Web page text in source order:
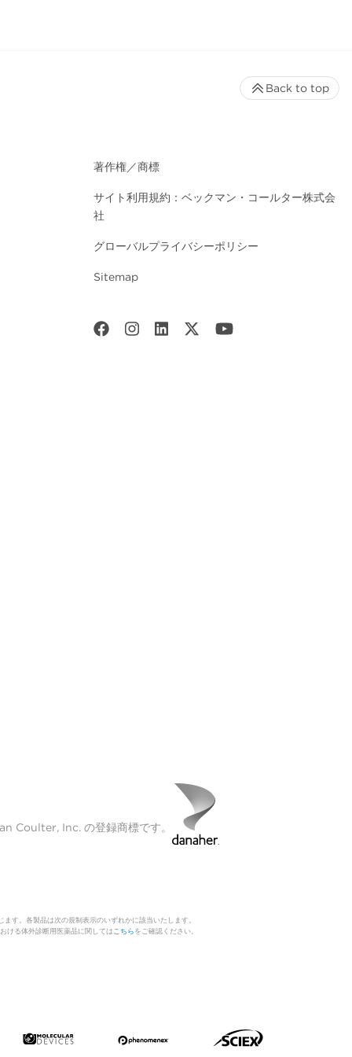
著作権／商標
サイト利用規約：ベックマン・コールター株式会
社
グローバルプライバシーポリシー
Sitemap
Back to top
Coulter, Inc. の登録商標です。
す。各製品は次の規制表示のいずれかに該当いたします。
る体外診断用医薬品に関しては こちらをご確認ください。